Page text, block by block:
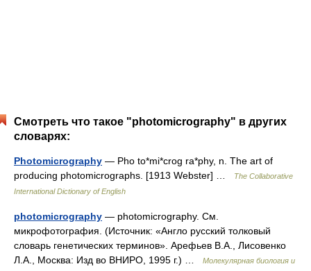
Смотреть что такое "photomicrography" в других
словарях:
Photomicrography — Pho to*mi*crog ra*phy, n. The art of
producing photomicrographs. [1913 Webster] …
The Collaborative
International Dictionary of English
photomicrography — photomicrography. См.
микрофотография. (Источник: «Англо русский толковый
словарь генетических терминов». Арефьев В.А., Лисовенко
Л.А., Москва: Изд во ВНИРО, 1995 г.) …
Молекулярная биология и